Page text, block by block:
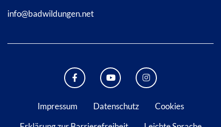
info@badwildungen.net
FACEBOOK BAD WILDUNGEN
YOUTUBE KANAL STADT
INSTAGRAM
Impressum Datenschutz
Cookies